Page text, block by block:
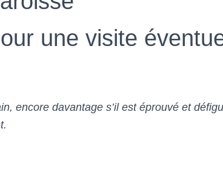
une visite
encore davantage s’il est éprouvé et